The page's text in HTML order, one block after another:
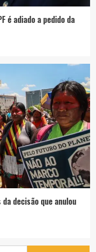
é adiado a pedido da
decisão que anulou